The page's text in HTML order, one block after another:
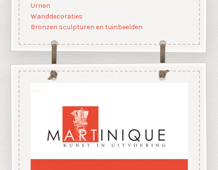
Urnen
Wanddecoraties
Bronzen sculpturen en tuinbeelden